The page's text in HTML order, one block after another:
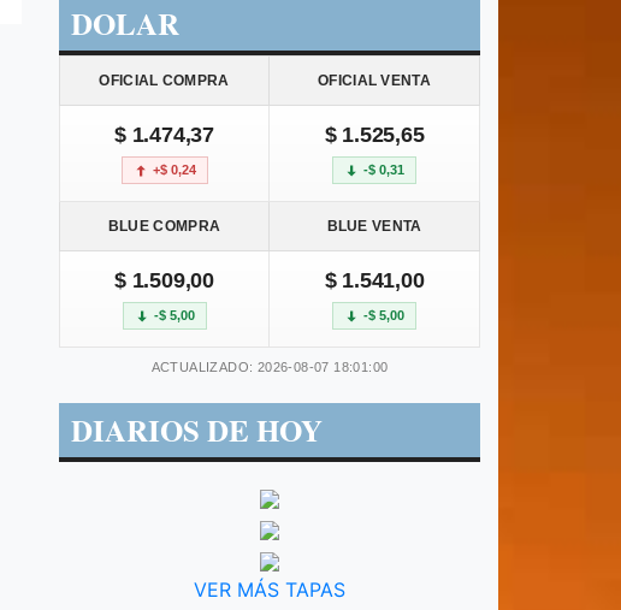
DOLAR
OFICIAL COMPRA OFICIAL VENTA
$ 1.474,37
+$ 0,24
$ 1.525,65
-$ 0,31
BLUE COMPRA BLUE VENTA
$ 1.509,00
-$ 5,00
$ 1.541,00
-$ 5,00
ACTUALIZADO: 2026-08-07 18:01:00
DIARIOS DE HOY
VER MÁS TAPAS